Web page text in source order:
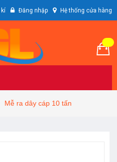
Đăng nhập Hệ thống cửa hàng
Mễ ra dây cáp 10 tấn